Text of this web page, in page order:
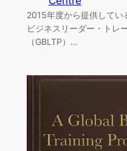
2015年度から提供してい
ビジネスリーダー・トレ
（GBLTP）…